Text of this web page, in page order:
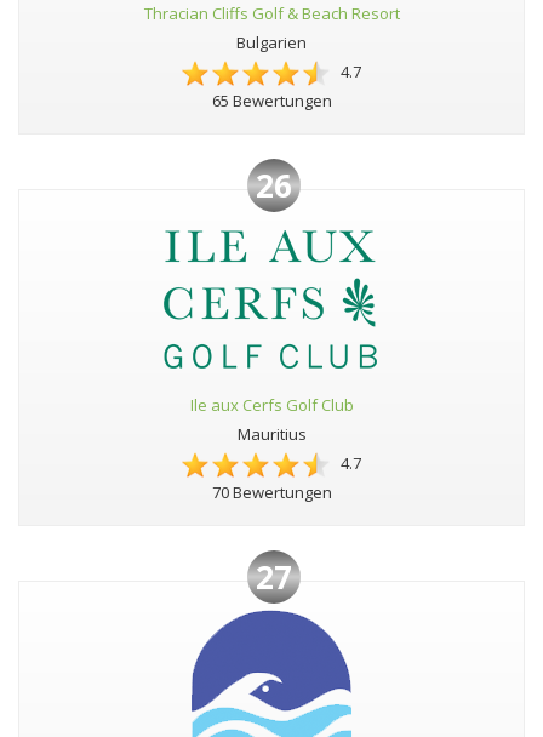
Thracian Cliffs Golf & Beach Resort
Bulgarien
4.7
65 Bewertungen
26
Ile aux Cerfs Golf Club
Mauritius
4.7
70 Bewertungen
27